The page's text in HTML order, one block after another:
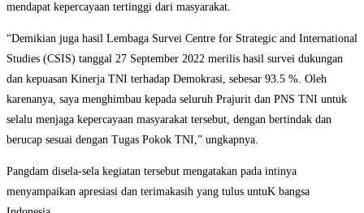
mendapat kepercayaan tertinggi dari masyarakat.
“Demikian juga hasil Lembaga Survei Centre for Strategic and International
Studies (CSIS) tanggal 27 September 2022 merilis hasil survei dukungan
dan kepuasan Kinerja TNI terhadap Demokrasi, sebesar 93.5 %. Oleh
karenanya, saya menghimbau kepada seluruh Prajurit dan PNS TNI untuk
selalu menjaga kepercayaan masyarakat tersebut, dengan bertindak dan
berucap sesuai dengan Tugas Pokok TNI,” ungkapnya.
Pangdam disela-sela kegiatan tersebut mengatakan pada intinya
menyampaikan apresiasi dan terimakasih yang tulus untuK bangsa